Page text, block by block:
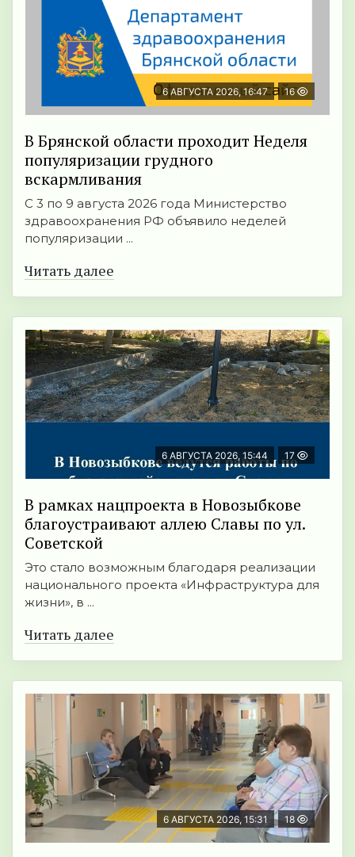
6 АВГУСТА 2026, 16:47 16
В Брянской области проходит Неделя
популяризации грудного
вскармливания
С 3 по 9 августа 2026 года Министерство
здравоохранения РФ объявило неделей
популяризации ...
Читать далее
6 АВГУСТА 2026, 15:44 17
В рамках нацпроекта в Новозыбкове
благоустраивают аллею Славы по ул.
Советской
Это стало возможным благодаря реализации
национального проекта «Инфраструктура для
жизни», в ...
Читать далее
6 АВГУСТА 2026, 15:31 18